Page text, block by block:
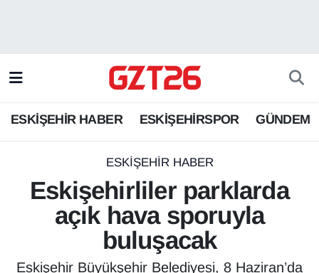
ESKİŞEHİR HABER ESKİŞEHİRSPOR GÜNDEM
ESKİŞEHİR HABER
Eskişehirliler parklarda
açık hava sporuyla
buluşacak
Eskişehir Büyükşehir Belediyesi, 8 Haziran’da
ESKİŞEHİRSPOR
GÜNDEM
Odunpazarı Trafik Yoğunluk Haritası
Süper Lig Puan Durumu ve Fikstür
Tüm Manşetler
Son Dakika Haberleri
Haber Arşivi